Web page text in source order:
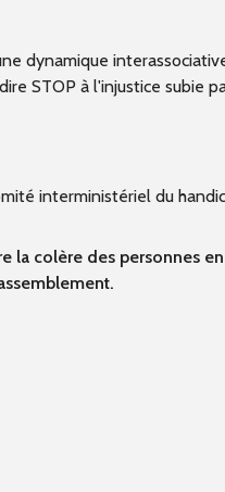
dynamique
STOP à l'injustice subie
interministériel du
la colère des personnes